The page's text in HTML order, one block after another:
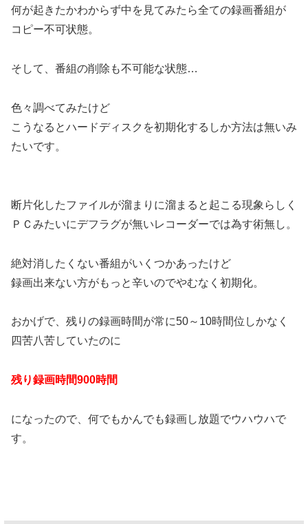
何が起きたかわからず中を見てみたら全ての録画番組が
コピー不可状態。
そして、番組の削除も不可能な状態…
色々調べてみたけど
こうなるとハードディスクを初期化するしか方法は無いみ
たいです。
断片化したファイルが溜まりに溜まると起こる現象らしく
ＰＣみたいにデフラグが無いレコーダーでは為す術無し。
絶対消したくない番組がいくつかあったけど
録画出来ない方がもっと辛いのでやむなく初期化。
おかげで、残りの録画時間が常に50～10時間位しかなく
四苦八苦していたのに
残り録画時間900時間
になったので、何でもかんでも録画し放題でウハウハで
す。